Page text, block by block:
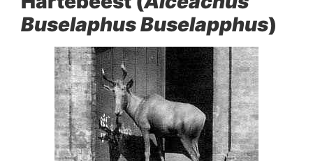
Buselaphus Buselapphus)